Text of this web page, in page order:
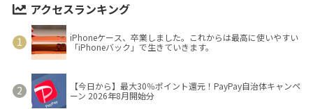
アクセスランキング
iPhoneケース、卒業しました。これからは最高に使いやすい
「iPhoneバック」で生きていきます。
【今日から】最大30％ポイント還元！PayPay自治体キャンペ
ーン 2026年8月開始分